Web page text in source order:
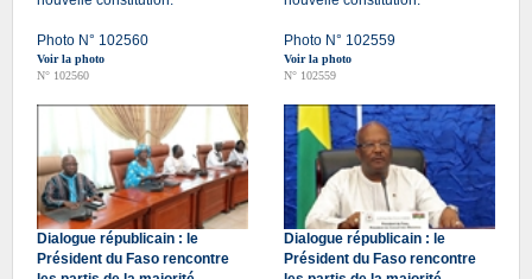
Photo N° 102560
Voir la photo
N° 102560
Photo N° 102559
Voir la photo
N° 102559
Dialogue républicain : le
Président du Faso rencontre
Dialogue républicain : le
Président du Faso rencontre